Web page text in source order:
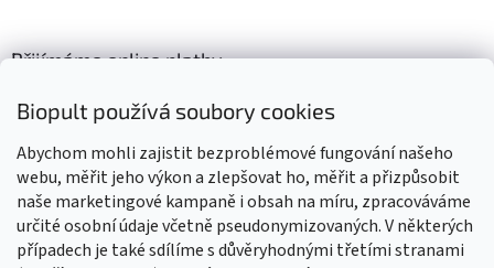
Biopult používá soubory cookies
Abychom mohli zajistit bezproblémové fungování našeho
webu, měřit jeho výkon a zlepšovat ho, měřit a přizpůsobit
naše marketingové kampaně i obsah na míru, zpracováváme
určité osobní údaje včetně pseudonymizovaných. V některých
případech je také sdílíme s důvěryhodnými třetími stranami
Přijímáme online platby
Výrobky označené BIO jsou certifikované kontrolní organizací CZ-
BIO-003